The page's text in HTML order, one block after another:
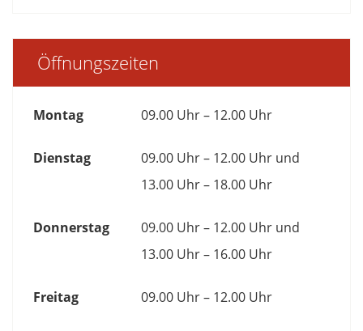
Öffnungszeiten
Montag 09.00 Uhr – 12.00 Uhr
Dienstag
09.00 Uhr – 12.00 Uhr und
13.00 Uhr – 18.00 Uhr
Donnerstag
09.00 Uhr – 12.00 Uhr und
13.00 Uhr – 16.00 Uhr
Freitag 09.00 Uhr – 12.00 Uhr